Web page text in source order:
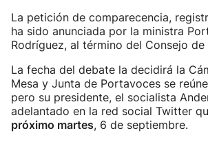
La petición de comparecencia,
ha sido anunciada por la ministra
Rodríguez, al término del Consejo de
La fecha del debate la decidirá la
Mesa y Junta de Portavoces se
pero su presidente, el socialista
adelantado en la red social Twitter
próximo martes, 6 de septiembre.